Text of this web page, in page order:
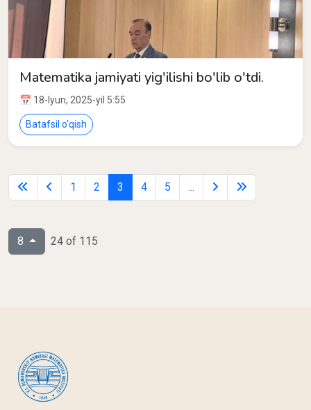
Matematika jamiyati yig'ilishi bo'lib o'tdi.
📅 18-Iyun, 2025-yil 5:55
Batafsil o‘qish
1 2 3 4 5 ...
8 24 of 115